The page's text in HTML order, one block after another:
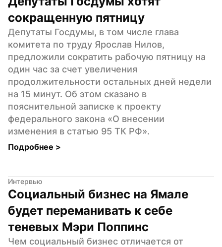
сокращенную пятницу
Депутаты Госдумы, в том числе глава
комитета по труду Ярослав Нилов,
предложили сократить рабочую пятницу на
один час за счет увеличения
продолжительности остальных дней недели
на 15 минут. Об этом сказано в
пояснительной записке к проекту
федерального закона «О внесении
изменения в статью 95 ТК РФ».
Подробнее >
Интервью
Социальный бизнес на Ямале
будет переманивать к себе
теневых Мэри Поппинс
Чем социальный бизнес отличается от